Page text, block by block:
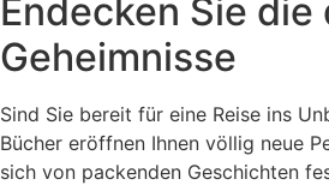
Endecken Sie die
Geheimnisse
Sind Sie bereit für eine Reise ins
Bücher eröffnen Ihnen völlig neue
sich von packenden Geschichten